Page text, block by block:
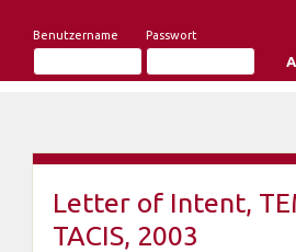
Benutzername Passwort
Letter of Intent,
TACIS, 2003